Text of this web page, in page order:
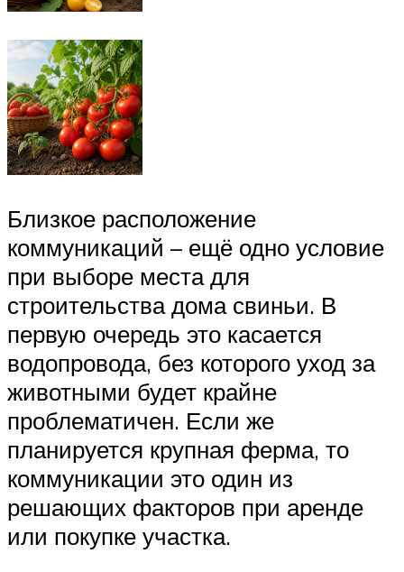
Близкое расположение
коммуникаций – ещё одно условие
при выборе места для
строительства дома свиньи. В
первую очередь это касается
водопровода, без которого уход за
животными будет крайне
проблематичен. Если же
планируется крупная ферма, то
коммуникации это один из
решающих факторов при аренде
или покупке участка.